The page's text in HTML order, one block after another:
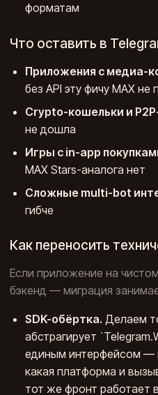
форматам
Что оставить в
Приложения с медиа-
без API эту фичу MAX не
Crypto-кошельки и
не дошла
Игры с in-app
MAX Stars-аналога нет
Сложные multi-bot
гибче
Как переносить
Если приложение на
бэкенд — миграция
SDK-обёртка. Делаем
абстрагирует
единым интерфейсом —
какая платформа и
тот же фронт работает